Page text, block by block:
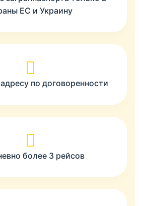
ЕС и Украину
по договоренности
более 3 рейсов